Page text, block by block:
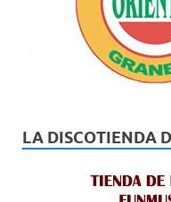
LA DISCOTIENDA